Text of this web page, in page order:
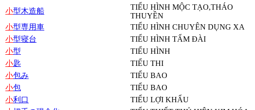
小型木造船
TIỂU HÌNH MỘC TẠO,THÁO
THUYỀN
小型専用車 TIỂU HÌNH CHUYÊN DỤNG XA
小型寝台 TIỂU HÌNH TẨM ĐÀI
小型 TIỂU HÌNH
小匙 TIỂU THI
小包み TIỂU BAO
小包 TIỂU BAO
小利口 TIỂU LỢI KHẨU